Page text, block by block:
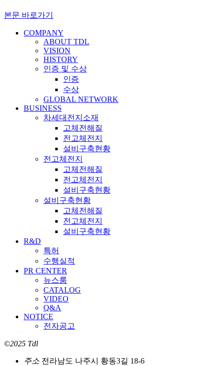
본문 바로가기
COMPANY
ABOUT TDL
VISION
HISTORY
인증 및 수상
인증
수상
GLOBAL NETWORK
BUSINESS
차세대전지소재
고체전해질
전고체전지
설비구축현황
전고체전지
고체전해질
전고체전지
설비구축현황
설비구축현황
고체전해질
전고체전지
설비구축현황
R&D
특허
수행실적
PR CENTER
뉴스룸
CATALOG
VIDEO
Q&A
NOTICE
전자공고
©2025 Tdl
주소 전라남도 나주시 황동3길 18-6